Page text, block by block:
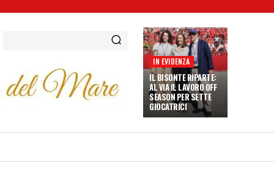
IN EVIDENZA
IL BISONTE RIPARTE:
AL VIA IL LAVORO OFF
SEASON PER SETTE
GIOCATRICI